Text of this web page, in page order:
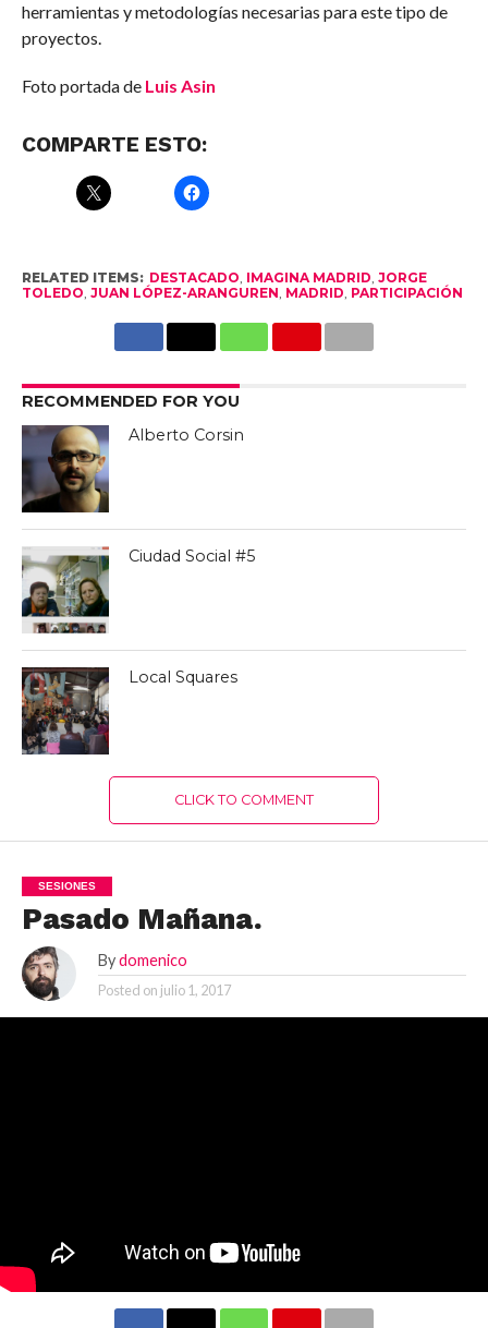
herramientas y metodologías necesarias para este tipo de
proyectos.
Foto portada de Luis Asin
COMPARTE ESTO:
RELATED ITEMS: DESTACADO, IMAGINA MADRID, JORGE
TOLEDO, JUAN LÓPEZ-ARANGUREN, MADRID, PARTICIPACIÓN
RECOMMENDED FOR YOU
Alberto Corsin
Ciudad Social #5
Local Squares
CLICK TO COMMENT
SESIONES
Pasado Mañana.
By domenico
Posted on julio 1, 2017